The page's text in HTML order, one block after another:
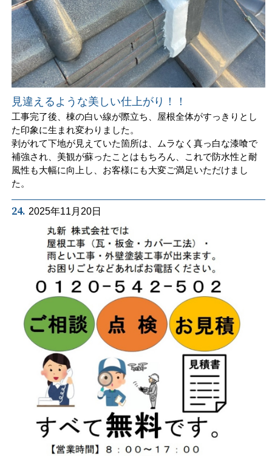
見違えるような美しい仕上がり！！
工事完了後、棟の白い線が際立ち、屋根全体がすっきりとし
た印象に生まれ変わりました。
剥がれて下地が見えていた箇所は、ムラなく真っ白な漆喰で
補強され、美観が蘇ったことはもちろん、これで防水性と耐
風性も大幅に向上し、お客様にも大変ご満足いただけまし
た。
24. 2025年11月20日